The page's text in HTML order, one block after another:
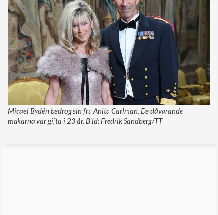
Micael Bydén bedrog sin fru Anita Carlman. De dåvarande
makarna var gifta i 23 år. Bild: Fredrik Sandberg/TT